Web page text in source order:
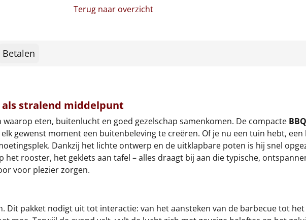
Terug naar overzicht
Betalen
als stralend middelpunt
eten, buitenlucht en goed gezelschap samenkomen. De compacte
gewenst moment een buitenbeleving te creëren. Of je nu een tuin hebt,
Dankzij het lichte ontwerp en de uitklapbare poten is hij snel
rooster, het geklets aan tafel – alles draagt bij aan die typische,
voor plezier zorgen.
Dit pakket nodigt uit tot interactie: van het aansteken van de barbecue tot